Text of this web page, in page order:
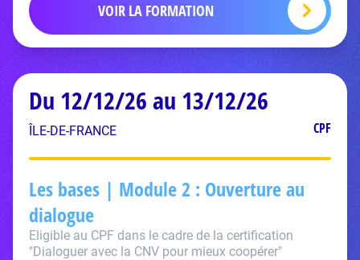
VOIR LA FORMATION
Du 12/12/26 au 13/12/26
ÎLE-DE-FRANCE CPF
Les bases | Module 2 : Ouverture au
dialogue
Eligible au CPF dans le cadre de la certification
"Dialoguer avec la CNV pour mieux coopérer"